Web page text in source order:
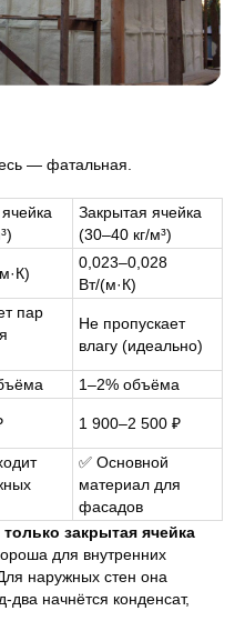
— фатальная.
Закрытая ячейка
(30–40 кг/м³)
0,023–0,028
Вт/(м·К)
пар
Не пропускает
влагу (идеально)
1–2% объёма
1 900–2 500 ₽
✅ Основной
материал для
фасадов
только закрытая ячейка
для внутренних
наружных стен она
начнётся конденсат,